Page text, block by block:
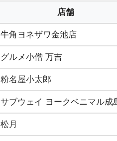
店舗
牛角ヨネザワ金池店
グルメ小僧 万吉
粉名屋小太郎
サブウェイ ヨークベニマル成
松月